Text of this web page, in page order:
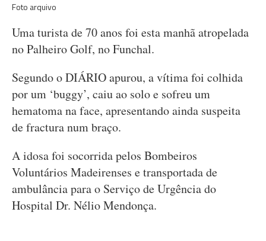
Foto arquivo
Uma turista de 70 anos foi esta manhã atropelada
no Palheiro Golf, no Funchal.
Segundo o DIÁRIO apurou, a vítima foi colhida
por um ‘buggy’, caiu ao solo e sofreu um
hematoma na face, apresentando ainda suspeita
de fractura num braço.
A idosa foi socorrida pelos Bombeiros
Voluntários Madeirenses e transportada de
ambulância para o Serviço de Urgência do
Hospital Dr. Nélio Mendonça.